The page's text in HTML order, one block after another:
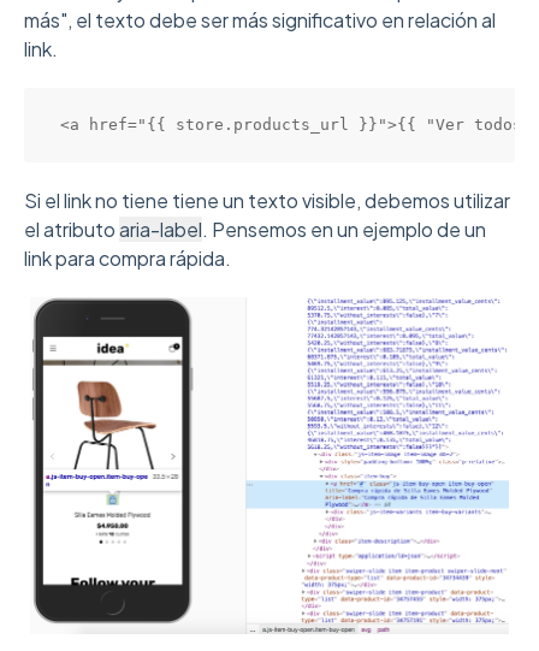
más", el texto debe ser más significativo en relación al
link.
<a href="{{ store.products_url }}">{{ "Ver todos
Si el link no tiene tiene un texto visible, debemos utilizar
el atributoaria-label. Pensemos en un ejemplo de un
link para compra rápida.